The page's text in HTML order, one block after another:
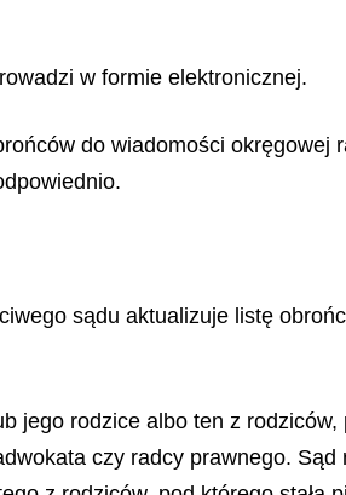
w formie elektronicznej.
do wiadomości
sądu aktualizuje listę
jego rodzice albo ten z
czy radcy prawnego.